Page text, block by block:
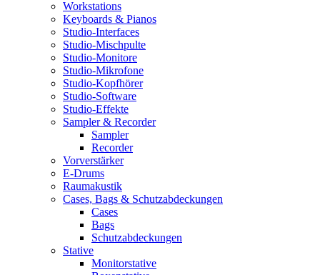
Workstations
Keyboards & Pianos
Studio-Interfaces
Studio-Mischpulte
Studio-Monitore
Studio-Mikrofone
Studio-Kopfhörer
Studio-Software
Studio-Effekte
Sampler & Recorder
Sampler
Recorder
Vorverstärker
E-Drums
Raumakustik
Cases, Bags & Schutzabdeckungen
Cases
Bags
Schutzabdeckungen
Stative
Monitorstative